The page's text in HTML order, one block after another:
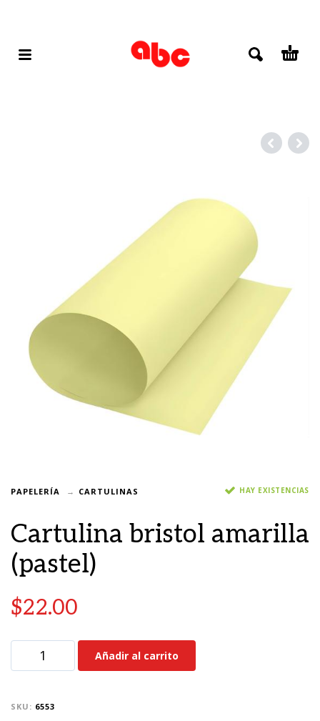
PAPELERÍA CARTULINAS HAY EXISTENCIAS
Cartulina bristol amarilla
(pastel)
$22.00
Añadir al carrito
SKU: 6553